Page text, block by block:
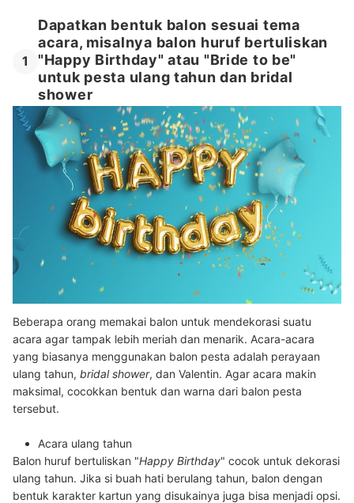
1
Dapatkan bentuk balon sesuai tema
acara, misalnya balon huruf bertuliskan
"Happy Birthday" atau "Bride to be"
untuk pesta ulang tahun dan bridal
shower
Beberapa orang memakai balon untuk mendekorasi suatu
acara agar tampak lebih meriah dan menarik. Acara-acara
yang biasanya menggunakan balon pesta adalah perayaan
ulang tahun, bridal shower, dan Valentin. Agar acara makin
maksimal, cocokkan bentuk dan warna dari balon pesta
tersebut.
Acara ulang tahun
Balon huruf bertuliskan "Happy Birthday" cocok untuk dekorasi
ulang tahun. Jika si buah hati berulang tahun, balon dengan
bentuk karakter kartun yang disukainya juga bisa menjadi opsi.